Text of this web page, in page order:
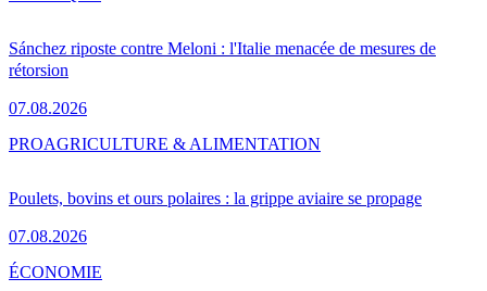
Sánchez riposte contre Meloni : l'Italie menacée de mesures de
rétorsion
07.08.2026
Poulets, bovins et ours polaires : la grippe aviaire se propage
07.08.2026
PROAGRICULTURE & ALIMENTATION
ÉCONOMIE